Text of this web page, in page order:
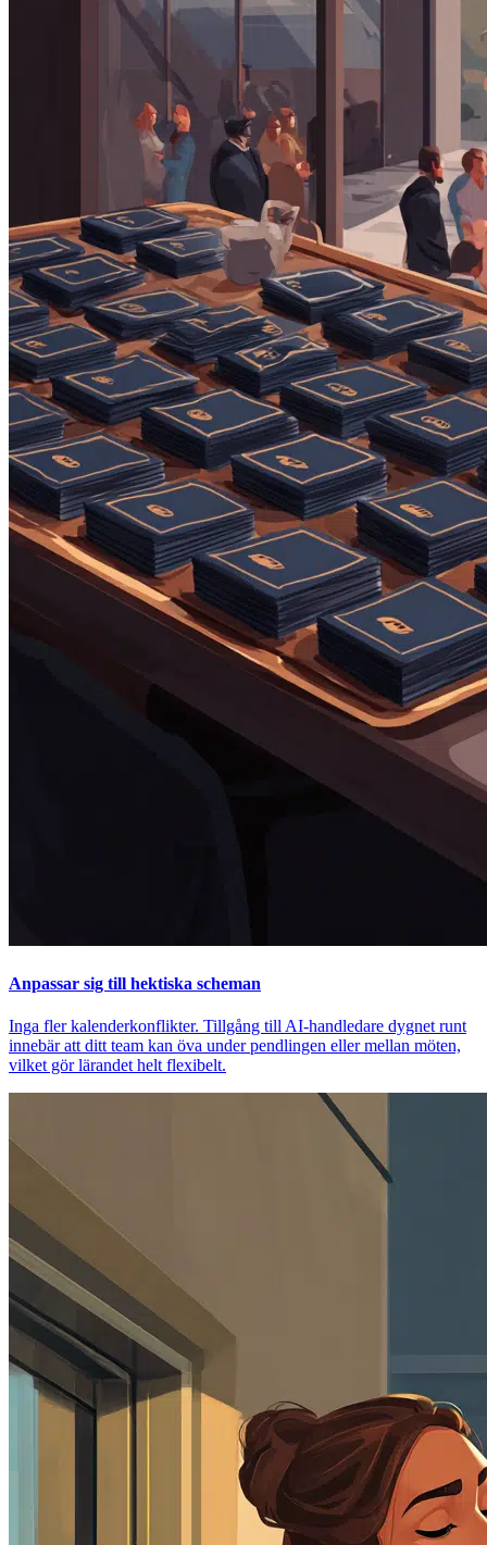
Anpassar sig till hektiska scheman
Inga fler kalenderkonflikter. Tillgång till AI-handledare dygnet runt
innebär att ditt team kan öva under pendlingen eller mellan möten,
vilket gör lärandet helt flexibelt.